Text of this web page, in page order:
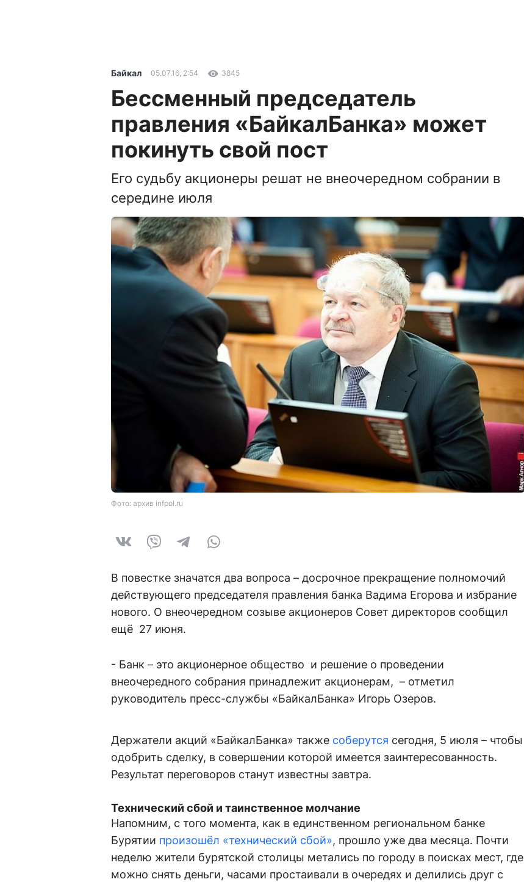
Байкал 05.07.16, 2:54 3845
Бессменный председатель
правления «БайкалБанка» может
покинуть свой пост
Его судьбу акционеры решат не внеочередном собрании в
середине июля
Фото: архив infpol.ru
В повестке значатся два вопроса – досрочное прекращение полномочий
действующего председателя правления банка Вадима Егорова и избрание
нового. О внеочередном созыве акционеров Совет директоров сообщил
ещё 27 июня.
- Банк – это акционерное общество и решение о проведении
внеочередного собрания принадлежит акционерам, – отметил
руководитель пресс-службы «БайкалБанка» Игорь Озеров.
Держатели акций «БайкалБанка» также соберутся сегодня, 5 июля – чтобы
одобрить сделку, в совершении которой имеется заинтересованность.
Результат переговоров станут известны завтра.
Технический сбой и таинственное молчание
Напомним, с того момента, как в единственном региональном банке
Бурятии произошёл «технический сбой», прошло уже два месяца. Почти
неделю жители бурятской столицы метались по городу в поисках мест, где
можно снять деньги, часами простаивали в очередях и делились друг с